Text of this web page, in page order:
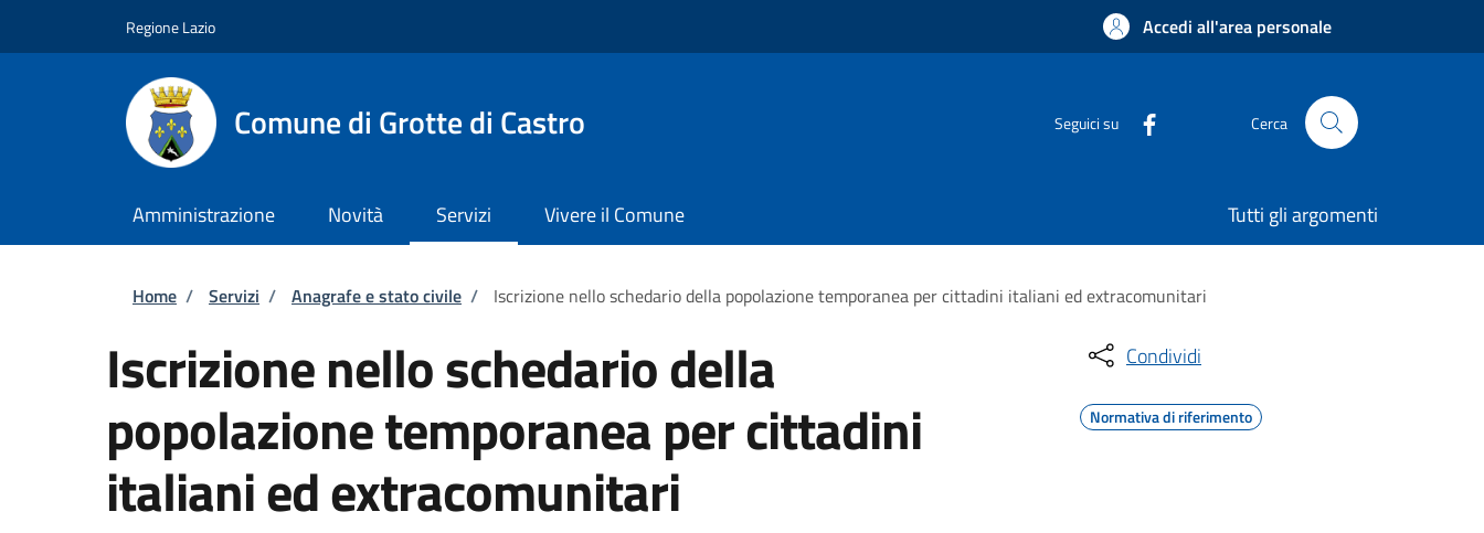
Regione Lazio Accedi all'area personale
Comune di Grotte di Castro Seguici su Cerca
Amministrazione Novità Servizi Vivere il Comune Tutti gli argomenti
Briciole di pane
Home / Servizi / Anagrafe e stato civile / Iscrizione nello schedario della popolazione temporanea per cittadini italiani ed extracomunitari
Iscrizione nello schedario della
popolazione temporanea per cittadini
italiani ed extracomunitari
Condividi
Normativa di riferimento